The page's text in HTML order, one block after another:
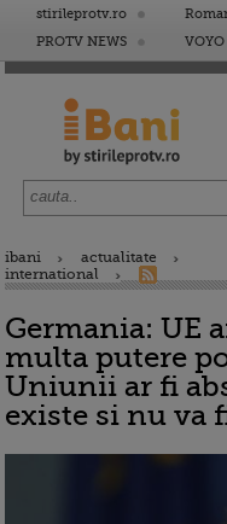
stirileprotv.ro
PROTV NEWS
VOYO
ibani
actualitate
international
Germania: UE
multa putere
Uniunii ar fi
existe si nu va